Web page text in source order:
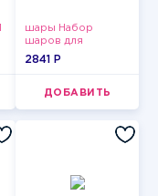
шары Набор
шаров для
девушки-5
2841 P
ДОБАВИТЬ